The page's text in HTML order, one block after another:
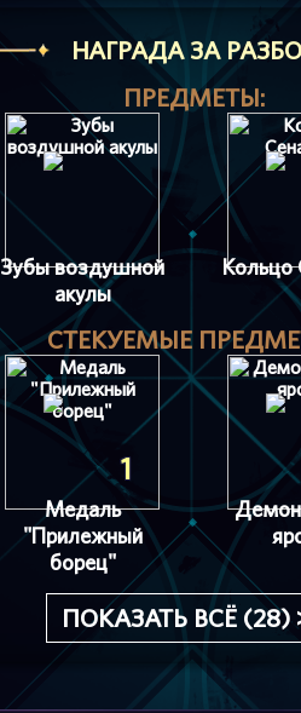
НАГРАДА ЗА
ПРЕДМЕТЫ:
Зубы воздушной
акулы
Кольцо
СТЕКУЕМЫЕ
1
Медаль
"Прилежный
борец"
ПОКАЗАТЬ ВСЁ (28)